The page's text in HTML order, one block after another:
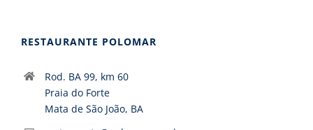
RESTAURANTE POLOMAR
Rod. BA 99, km 60
Praia do Forte
Mata de São João, BA